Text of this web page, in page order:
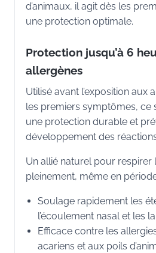
d’animaux, il agit dès les
une protection optimale.
Protection jusqu’à 6
allergènes
Utilisé avant l’exposition aux
les premiers symptômes, ce
une protection durable et
développement des
Un allié naturel pour respirer
pleinement, même en
Soulage rapidement les
l’écoulement nasal et les
Efficace contre les
acariens et aux poils